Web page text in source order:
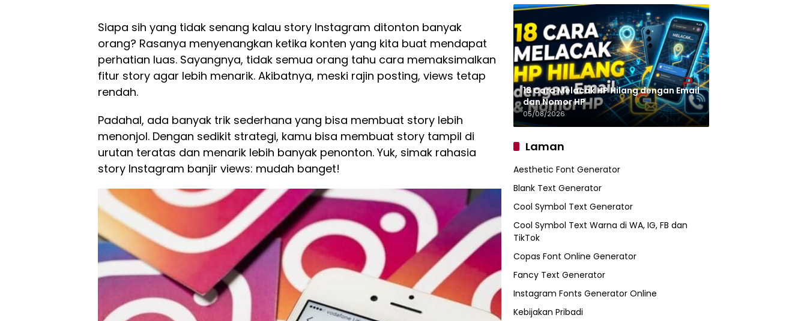
Siapa sih yang tidak senang kalau story Instagram ditonton banyak
orang? Rasanya menyenangkan ketika konten yang kita buat mendapat
perhatian luas. Sayangnya, tidak semua orang tahu cara memaksimalkan
fitur story agar lebih menarik. Akibatnya, meski rajin posting, views tetap
rendah.
Padahal, ada banyak trik sederhana yang bisa membuat story lebih
menonjol. Dengan sedikit strategi, kamu bisa membuat story tampil di
urutan teratas dan menarik lebih banyak penonton. Yuk, simak rahasia
story Instagram banjir views: mudah banget!
18 Cara Melacak HP Hilang dengan Email
dan Nomor HP
05/08/2026
Laman
Aesthetic Font Generator
Blank Text Generator
Cool Symbol Text Generator
Cool Symbol Text Warna di WA, IG, FB dan
TikTok
Copas Font Online Generator
Fancy Text Generator
Instagram Fonts Generator Online
Kebijakan Pribadi